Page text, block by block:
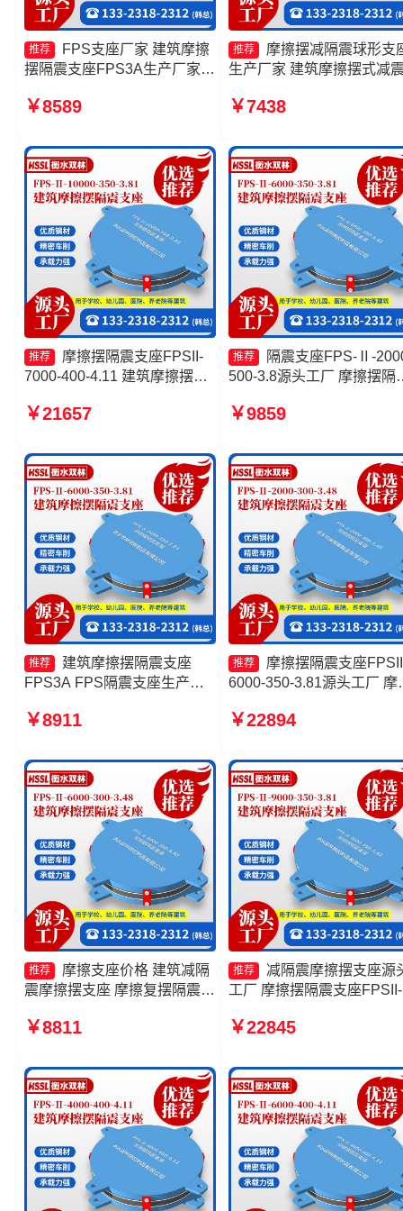
推荐
FPS支座厂家 建筑摩擦
摆隔震支座FPS3A生产厂家
400-4.11厂家 FPS隔震支座厂
￥8589
推荐
摩擦摆减隔震球形支
生产厂家 建筑摩擦摆式减
建筑减隔震摩擦摆支座厂家
￥7438
推荐
摩擦摆隔震支座FPSII-
7000-400-4.11 建筑摩擦摆隔
FPSII-5000-300-3.48厂家 摩
￥21657
推荐
隔震支座FPS-Ⅱ-
500-3.8源头工厂 摩擦摆隔
产厂家 摩擦摆隔震支座
支座FPSII-8000-300-3.48
￥9859
推荐
建筑摩擦摆隔震支座
FPS3A FPS隔震支座生产厂
4000-300-3.48生产厂家 建筑
￥8911
推荐
摩擦摆隔震支座
6000-350-3.81源头工厂 摩
建筑摩擦摆隔震支座价格
4.11厂家
￥22894
推荐
摩擦支座价格 建筑减隔
震摩擦摆支座 摩擦复摆隔震支
8000-400-4.11生产厂家
￥8811
推荐
减隔震摩擦摆支座源
工厂 摩擦摆隔震支座FPSII-
震摩擦摆支座 建筑摩擦摆
￥22845